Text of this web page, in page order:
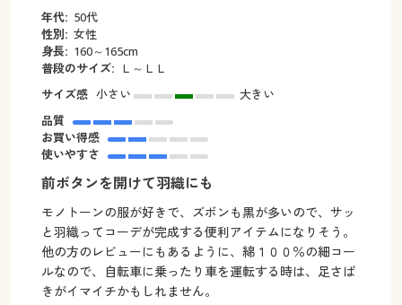
年代: 50代
性別: 女性
身長: 160～165cm
普段のサイズ: Ｌ～ＬＬ
サイズ感 小さい
大きい
品質
お買い得感
使いやすさ
前ボタンを開けて羽織にも
モノトーンの服が好きで、ズボンも黒が多いので、サッ
と羽織ってコーデが完成する便利アイテムになりそう。
他の方のレビューにもあるように、綿１００％の細コー
ルなので、自転車に乗ったり車を運転する時は、足さば
きがイマイチかもしれません。